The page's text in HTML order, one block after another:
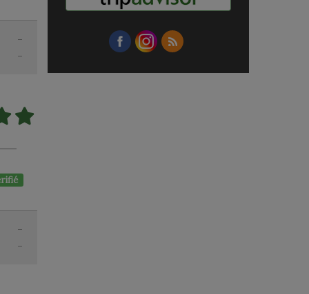
-
-
-
-